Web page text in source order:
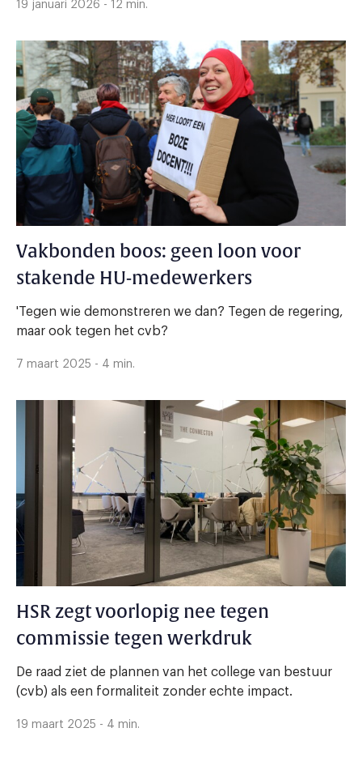
19 januari 2026 - 12 min.
Vakbonden boos: geen loon voor
stakende HU-medewerkers
'Tegen wie demonstreren we dan? Tegen de regering,
maar ook tegen het cvb?
7 maart 2025 - 4 min.
HSR zegt voorlopig nee tegen
commissie tegen werkdruk
De raad ziet de plannen van het college van bestuur
(cvb) als een formaliteit zonder echte impact.
19 maart 2025 - 4 min.